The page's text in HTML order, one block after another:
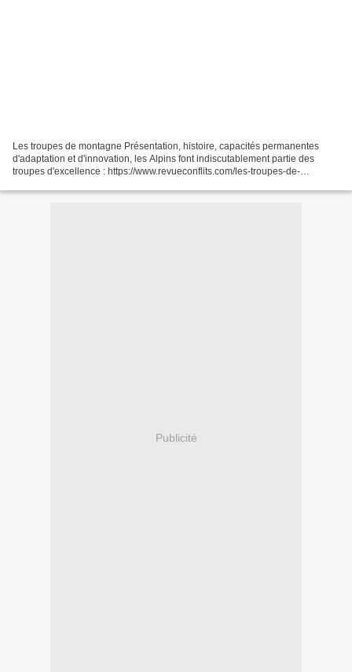
Les troupes de montagne Présentation, histoire, capacités permanentes
d'adaptation et d'innovation, les Alpins font indiscutablement partie des
troupes d'excellence : https://www.revueconflits.com/les-troupes-de-
Publicité